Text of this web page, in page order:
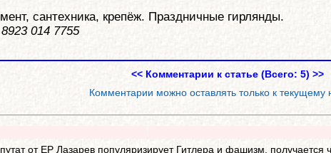
сантехника, крепёж. Праздничные гирлянды.
014 7755
<< Комментарии к статье (Всего: 5) >>
Комментарии можно оставлять только к текущему
от ЕР Лазарев популяризирует Гитлера и фашизм, получается